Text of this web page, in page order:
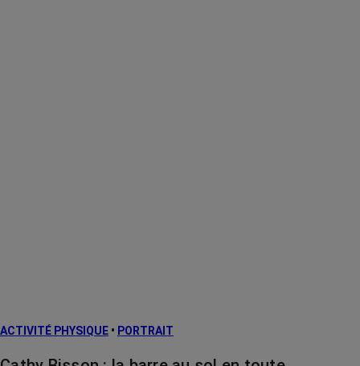
ACTIVITÉ PHYSIQUE • PORTRAIT